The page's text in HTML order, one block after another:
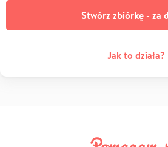
Stwórz zbiórkę - za
Jak to działa?